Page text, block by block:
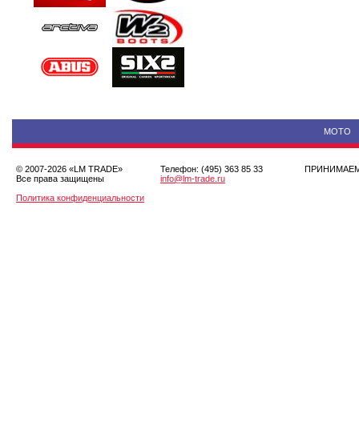
МОТО
© 2007-2026 «LM TRADE»
Все права защищены
Политика конфиденциальности
Телефон: (495) 363 85 33
info@lm-trade.ru